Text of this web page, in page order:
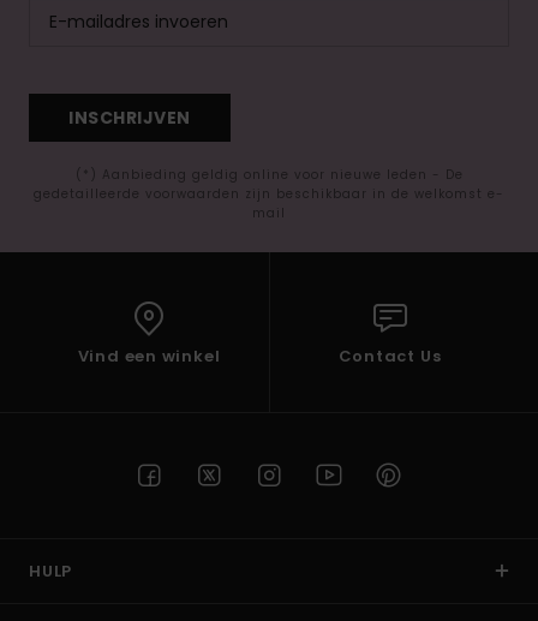
INSCHRIJVEN
(*) Aanbieding geldig online voor nieuwe leden - De
gedetailleerde voorwaarden zijn beschikbaar in de welkomst e-
mail
Vind een winkel Contact Us
HULP